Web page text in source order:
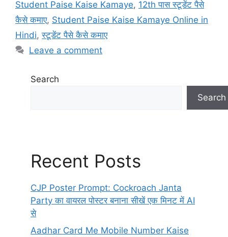
o
o
k
p
p
m
Student Paise Kaise Kamaye, 12th पास स्टूडेंट पैसे
कैसे कमाए, Student Paise Kaise Kamaye Online in
Hindi,स्टूडेंट पैसे कैसे कमाए
Leave a comment
Search
Search
Recent Posts
CJP Poster Prompt: Cockroach Janta
Party का वायरल पोस्टर बनाना सीखें एक मिनट में AI
से
Aadhar Card Me Mobile Number Kaise